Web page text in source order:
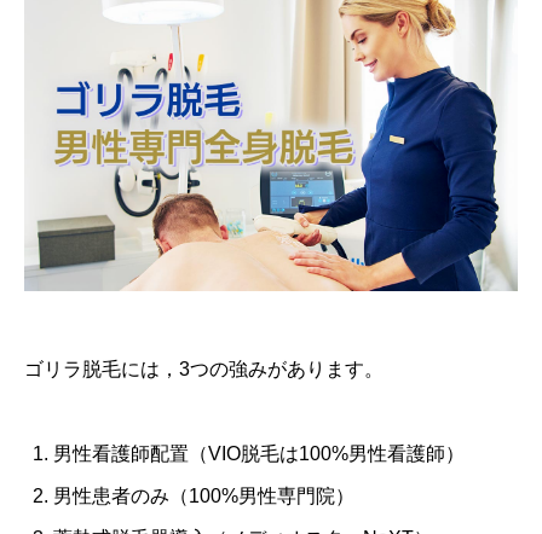
ゴリラ脱毛には，3つの強みがあります。
男性看護師配置（VIO脱毛は100%男性看護師）
男性患者のみ（100%男性専門院）